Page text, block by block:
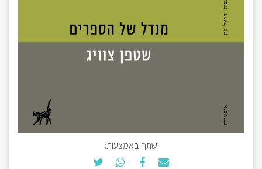
שתף באמצעות: